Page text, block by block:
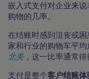
嵌入式支付对企业来
购物的几率。
在结账时感到沮丧或
家和行业的购物车平
北美，这一比率通常徘
支付是整个客户结账体